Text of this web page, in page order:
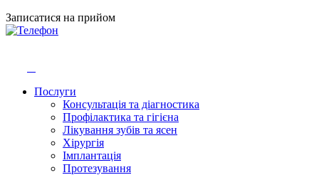
Записатися на прийом
Послуги
Консультація та діагностика
Профілактика та гігієна
Лікування зубів та ясен
Хірургія
Імплантація
Протезування